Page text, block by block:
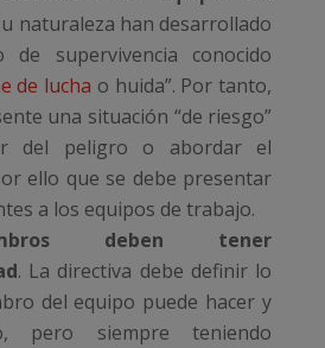
naturaleza han desarrollado
de supervivencia conocido
de lucha o huida”. Por tanto,
una situación “de riesgo”
del peligro o abordar el
ello que se debe presentar
a los equipos de trabajo.
deben tener
. La directiva debe definir lo
del equipo puede hacer y
pero siempre teniendo